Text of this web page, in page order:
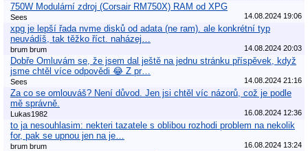
750W Modulární zdroj (Corsair RM750X) RAM od XPG
Sees 14.08.2024 19:06
xpg je lepší řada nvme disků od adata (ne ram). ale konkrétní typ
neuvádíš, tak těžko říct. naházej…
brum brum 14.08.2024 20:03
Dobře Omluvám se, že jsem dal ještě na jednu stránku příspěvek, když
jsme chtěl více odpovědi 😂 Z pr…
Sees 14.08.2024 21:16
Za co se omlouváš? Není důvod. Jen jsi chtěl víc názorů, což je podle
mě správně.
Lukas1982 16.08.2024 12:36
to ja nesouhlasim: nekteri tazatele s oblibou rozhodi problem na nekolik
for, pak se upnou jen na je…
brum brum 16.08.2024 13:24